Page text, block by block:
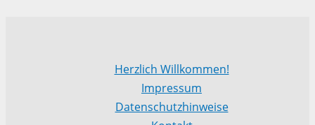
Herzlich Willkommen!
Impressum
Datenschutzhinweise